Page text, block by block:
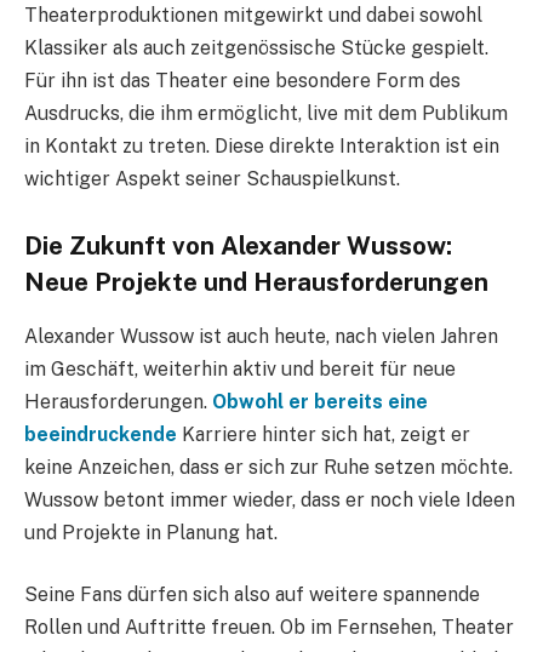
Theaterproduktionen mitgewirkt und dabei sowohl
Klassiker als auch zeitgenössische Stücke gespielt.
Für ihn ist das Theater eine besondere Form des
Ausdrucks, die ihm ermöglicht, live mit dem Publikum
in Kontakt zu treten. Diese direkte Interaktion ist ein
wichtiger Aspekt seiner Schauspielkunst.
Die Zukunft von Alexander Wussow:
Neue Projekte und Herausforderungen
Alexander Wussow ist auch heute, nach vielen Jahren
im Geschäft, weiterhin aktiv und bereit für neue
Herausforderungen. Obwohl er bereits eine
beeindruckende Karriere hinter sich hat, zeigt er
keine Anzeichen, dass er sich zur Ruhe setzen möchte.
Wussow betont immer wieder, dass er noch viele Ideen
und Projekte in Planung hat.
Seine Fans dürfen sich also auf weitere spannende
Rollen und Auftritte freuen. Ob im Fernsehen, Theater